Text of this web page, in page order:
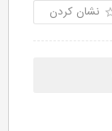
نشان کردن